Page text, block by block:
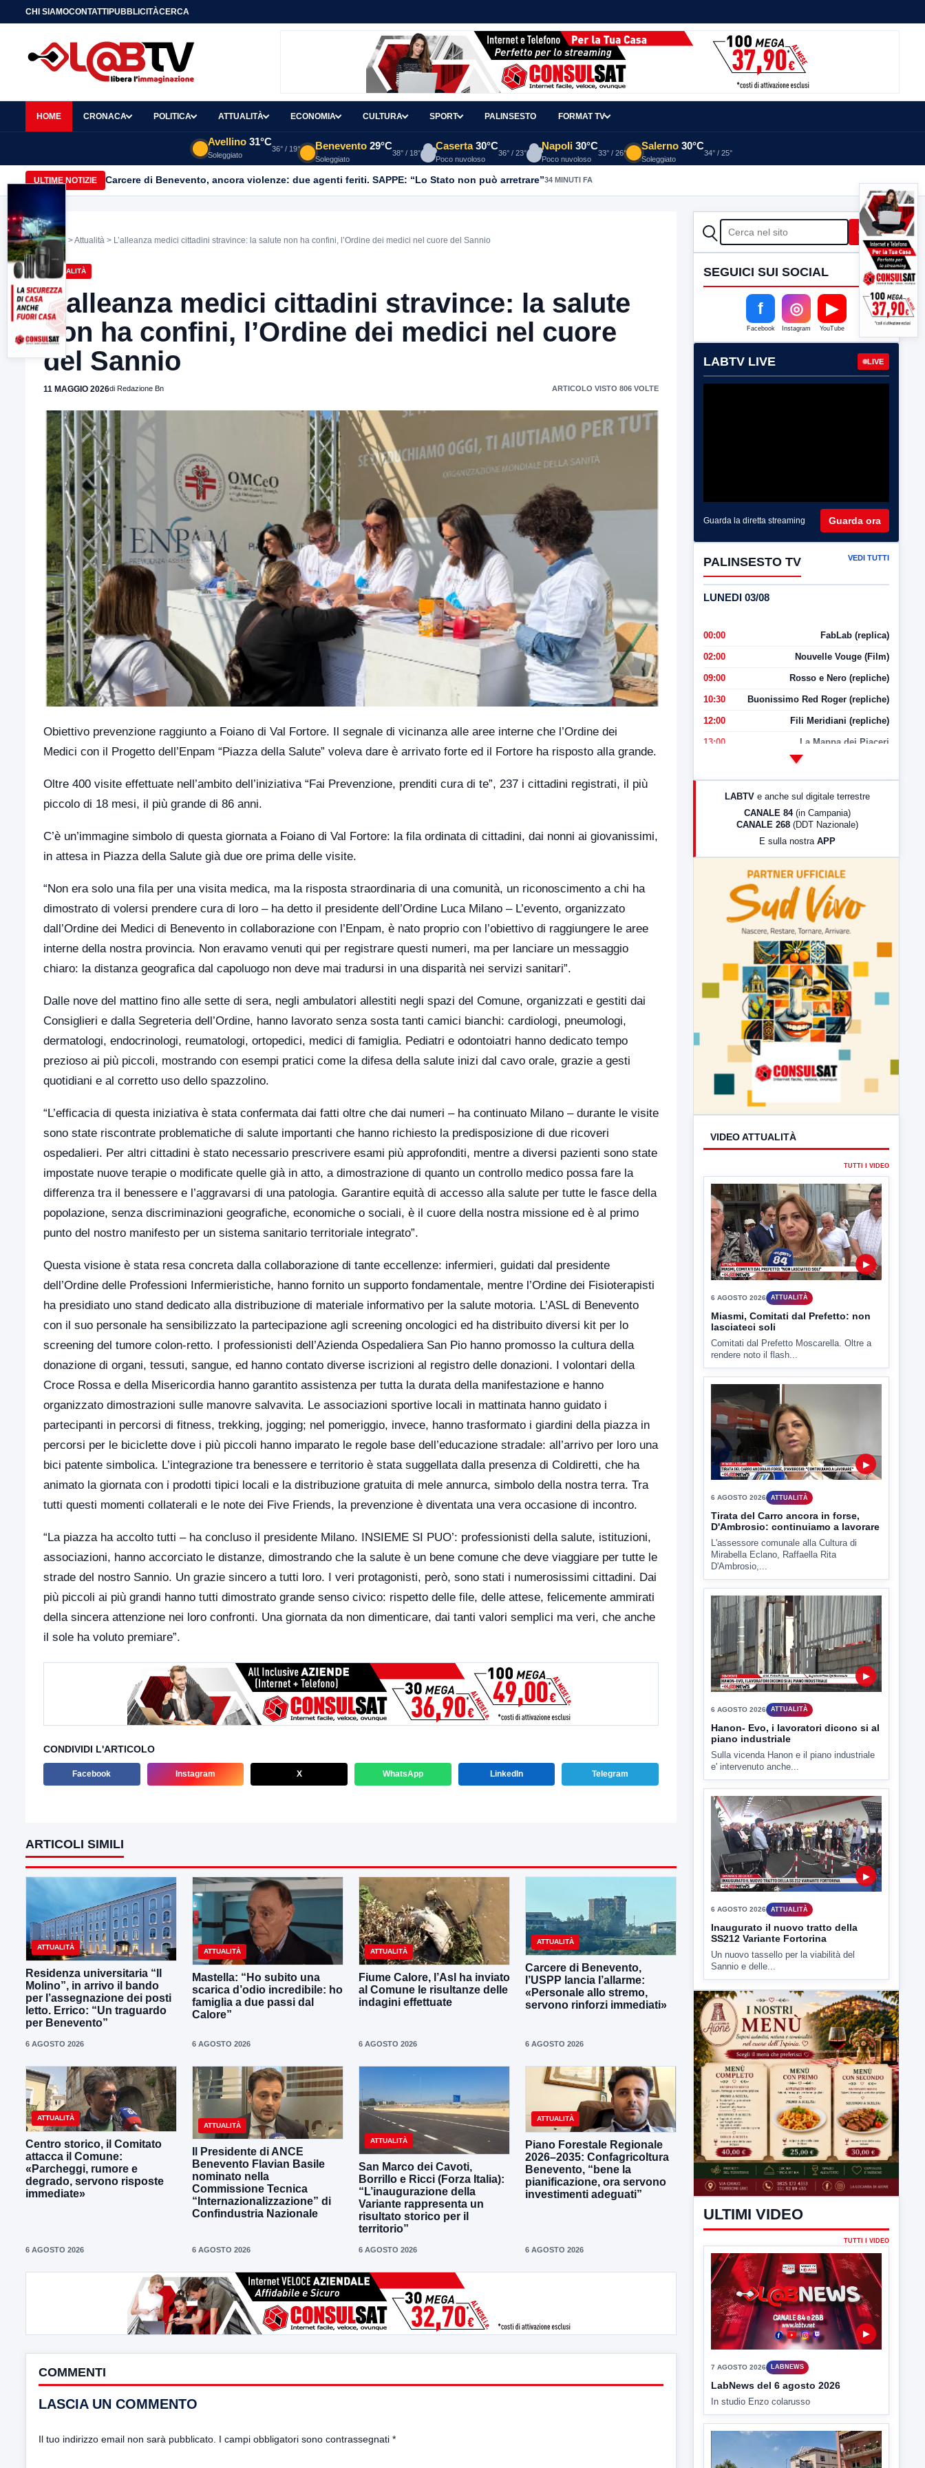
CHI SIAMOCONTATTIPUBBLICITÀCERCA
HOME CRONACA POLITICA ATTUALITÀ ECONOMIA CULTURA SPORT PALINSESTO FORMAT TV
Avellino 31°C
Soleggiato
36° / 19° Benevento 29°C
Soleggiato
38° / 18°
Caserta 30°C
Poco nuvoloso
36° / 23°
Napoli 30°C
Poco nuvoloso
33° / 26°
Salerno 30°C
Soleggiato
34° / 25°
ULTIME NOTIZIE Carcere di Benevento, ancora violenze: due agenti feriti. SAPPE: “Lo Stato non può arretrare”34 MINUTI FA
Home >Attualità > L’alleanza medici cittadini stravince: la salute non ha confini, l’Ordine dei medici nel cuore del Sannio
ATTUALITÀ
L’alleanza medici cittadini stravince: la salute
non ha confini, l’Ordine dei medici nel cuore
del Sannio
11 MAGGIO 2026di Redazione Bn ARTICOLO VISTO 806 VOLTE
Obiettivo prevenzione raggiunto a Foiano di Val Fortore. Il segnale di vicinanza alle aree interne che l’Ordine dei
Medici con il Progetto dell’Enpam “Piazza della Salute” voleva dare è arrivato forte ed il Fortore ha risposto alla grande.
Oltre 400 visite effettuate nell’ambito dell’iniziativa “Fai Prevenzione, prenditi cura di te”, 237 i cittadini registrati, il più
piccolo di 18 mesi, il più grande di 86 anni.
C’è un’immagine simbolo di questa giornata a Foiano di Val Fortore: la fila ordinata di cittadini, dai nonni ai giovanissimi,
in attesa in Piazza della Salute già due ore prima delle visite.
“Non era solo una fila per una visita medica, ma la risposta straordinaria di una comunità, un riconoscimento a chi ha
dimostrato di volersi prendere cura di loro – ha detto il presidente dell’Ordine Luca Milano – L’evento, organizzato
dall’Ordine dei Medici di Benevento in collaborazione con l’Enpam, è nato proprio con l’obiettivo di raggiungere le aree
interne della nostra provincia. Non eravamo venuti qui per registrare questi numeri, ma per lanciare un messaggio
chiaro: la distanza geografica dal capoluogo non deve mai tradursi in una disparità nei servizi sanitari”.
Dalle nove del mattino fino alle sette di sera, negli ambulatori allestiti negli spazi del Comune, organizzati e gestiti dai
Consiglieri e dalla Segreteria dell’Ordine, hanno lavorato senza sosta tanti camici bianchi: cardiologi, pneumologi,
dermatologi, endocrinologi, reumatologi, ortopedici, medici di famiglia. Pediatri e odontoiatri hanno dedicato tempo
prezioso ai più piccoli, mostrando con esempi pratici come la difesa della salute inizi dal cavo orale, grazie a gesti
quotidiani e al corretto uso dello spazzolino.
“L’efficacia di questa iniziativa è stata confermata dai fatti oltre che dai numeri – ha continuato Milano – durante le visite
sono state riscontrate problematiche di salute importanti che hanno richiesto la predisposizione di due ricoveri
ospedalieri. Per altri cittadini è stato necessario prescrivere esami più approfonditi, mentre a diversi pazienti sono state
impostate nuove terapie o modificate quelle già in atto, a dimostrazione di quanto un controllo medico possa fare la
differenza tra il benessere e l’aggravarsi di una patologia. Garantire equità di accesso alla salute per tutte le fasce della
popolazione, senza discriminazioni geografiche, economiche o sociali, è il cuore della nostra missione ed è al primo
punto del nostro manifesto per un sistema sanitario territoriale integrato”.
Questa visione è stata resa concreta dalla collaborazione di tante eccellenze: infermieri, guidati dal presidente
dell’Ordine delle Professioni Infermieristiche, hanno fornito un supporto fondamentale, mentre l’Ordine dei Fisioterapisti
ha presidiato uno stand dedicato alla distribuzione di materiale informativo per la salute motoria. L’ASL di Benevento
con il suo personale ha sensibilizzato la partecipazione agli screening oncologici ed ha distribuito diversi kit per lo
screening del tumore colon-retto. I professionisti dell’Azienda Ospedaliera San Pio hanno promosso la cultura della
donazione di organi, tessuti, sangue, ed hanno contato diverse iscrizioni al registro delle donazioni. I volontari della
Croce Rossa e della Misericordia hanno garantito assistenza per tutta la durata della manifestazione e hanno
organizzato dimostrazioni sulle manovre salvavita. Le associazioni sportive locali in mattinata hanno guidato i
partecipanti in percorsi di fitness, trekking, jogging; nel pomeriggio, invece, hanno trasformato i giardini della piazza in
percorsi per le biciclette dove i più piccoli hanno imparato le regole base dell’educazione stradale: all’arrivo per loro una
bici patente simbolica. L’integrazione tra benessere e territorio è stata suggellata dalla presenza di Coldiretti, che ha
animato la giornata con i prodotti tipici locali e la distribuzione gratuita di mele annurca, simbolo della nostra terra. Tra
tutti questi momenti collaterali e le note dei Five Friends, la prevenzione è diventata una vera occasione di incontro.
“La piazza ha accolto tutti – ha concluso il presidente Milano. INSIEME SI PUO’: professionisti della salute, istituzioni,
associazioni, hanno accorciato le distanze, dimostrando che la salute è un bene comune che deve viaggiare per tutte le
strade del nostro Sannio. Un grazie sincero a tutti loro. I veri protagonisti, però, sono stati i numerosissimi cittadini. Dai
più piccoli ai più grandi hanno tutti dimostrato grande senso civico: rispetto delle file, delle attese, felicemente ammirati
della sincera attenzione nei loro confronti. Una giornata da non dimenticare, dai tanti valori semplici ma veri, che anche
il sole ha voluto premiare”.
CONDIVIDI L'ARTICOLO
Facebook Instagram X WhatsApp LinkedIn Telegram
ARTICOLI SIMILI
ATTUALITÀ
Residenza universitaria “Il
Molino”, in arrivo il bando
per l’assegnazione dei posti
letto. Errico: “Un traguardo
per Benevento”
6 AGOSTO 2026
ATTUALITÀ
Mastella: “Ho subito una
scarica d’odio incredibile: ho
famiglia a due passi dal
Calore”
6 AGOSTO 2026
ATTUALITÀ
Fiume Calore, l’Asl ha inviato
al Comune le risultanze delle
indagini effettuate
6 AGOSTO 2026
ATTUALITÀ
Carcere di Benevento,
l’USPP lancia l’allarme:
«Personale allo stremo,
servono rinforzi immediati»
6 AGOSTO 2026
ATTUALITÀ
Centro storico, il Comitato
attacca il Comune:
«Parcheggi, rumore e
degrado, servono risposte
immediate»
6 AGOSTO 2026
ATTUALITÀ
Il Presidente di ANCE
Benevento Flavian Basile
nominato nella
Commissione Tecnica
“Internazionalizzazione” di
Confindustria Nazionale
6 AGOSTO 2026
ATTUALITÀ
San Marco dei Cavoti,
Borrillo e Ricci (Forza Italia):
“L’inaugurazione della
Variante rappresenta un
risultato storico per il
territorio”
6 AGOSTO 2026
ATTUALITÀ
Piano Forestale Regionale
2026–2035: Confagricoltura
Benevento, “bene la
pianificazione, ora servono
investimenti adeguati”
6 AGOSTO 2026
COMMENTI
LASCIA UN COMMENTO
Il tuo indirizzo email non sarà pubblicato. I campi obbligatori sono contrassegnati *
CERCA Cerca
SEGUICI SUI SOCIAL
f
Facebook
◎
Instagram
▶
YouTube
LABTV LIVE LIVE
Guarda la diretta streaming Guarda ora
PALINSESTO TV VEDI TUTTI
LUNEDI 03/08
00:00 FabLab (replica)
02:00 Nouvelle Vouge (Film)
09:00 Rosso e Nero (repliche)
10:30 Buonissimo Red Roger (repliche)
12:00 Fili Meridiani (repliche)
13:00 La Mappa dei Piaceri
LabNews (Diretta)
LabNews (replica)
LABTV e anche sul digitale terrestre
CANALE 84 (in Campania)
CANALE 268 (DDT Nazionale)
E sulla nostra APP
VIDEO ATTUALITÀ
TUTTI I VIDEO
▶
6 AGOSTO 2026 ATTUALITÀ
Miasmi, Comitati dal Prefetto: non
lasciateci soli
Comitati dal Prefetto Moscarella. Oltre a
rendere noto il flash...
▶
6 AGOSTO 2026 ATTUALITÀ
Tirata del Carro ancora in forse,
D'Ambrosio: continuiamo a lavorare
L'assessore comunale alla Cultura di
Mirabella Eclano, Raffaella Rita
D'Ambrosio,...
▶
6 AGOSTO 2026 ATTUALITÀ
Hanon- Evo, i lavoratori dicono si al
piano industriale
Sulla vicenda Hanon e il piano industriale
e' intervenuto anche...
▶
6 AGOSTO 2026 ATTUALITÀ
Inaugurato il nuovo tratto della
SS212 Variante Fortorina
Un nuovo tassello per la viabilità del
Sannio e delle...
ULTIMI VIDEO
TUTTI I VIDEO
▶
7 AGOSTO 2026 LABNEWS
LabNews del 6 agosto 2026
In studio Enzo colarusso